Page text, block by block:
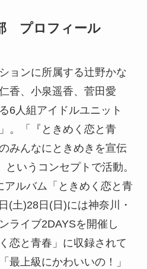
プロフィール
ョンに所属する辻野かな
香、小泉遥香、菅田愛
6人組アイドルユニット
。「『ときめく恋と青
みんなにときめきを宣伝
いうコンセプトで活動。
アルバム「ときめく恋と青
(土)28日(日)には神奈川・
ライブ2DAYSを開催し
恋と青春」に収録されて
最上級にかわいいの！」